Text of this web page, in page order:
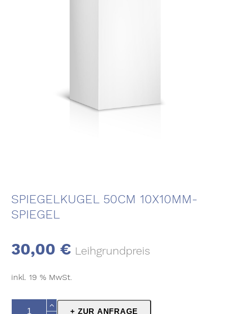
SPIEGELKUGEL 50CM 10X10MM-
SPIEGEL
30,00€ Leihgrundpreis
inkl. 19 % MwSt.
Spiegelkugel
+ ZUR ANFRAGE